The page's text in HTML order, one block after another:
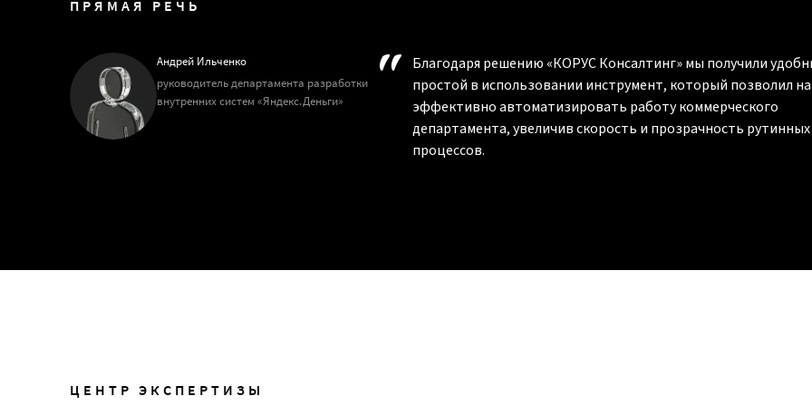
ПРЯМАЯ РЕЧЬ
Андрей Ильченко
руководитель департамента разработки
внутренних систем «Яндекс.Деньги»
Благодаря решению «КОРУС Консалтинг» мы получили
простой в использовании инструмент, который позволил
эффективно автоматизировать работу коммерческого
департамента, увеличив скорость и прозрачность рутинных
процессов.
ЦЕНТР ЭКСПЕРТИЗЫ